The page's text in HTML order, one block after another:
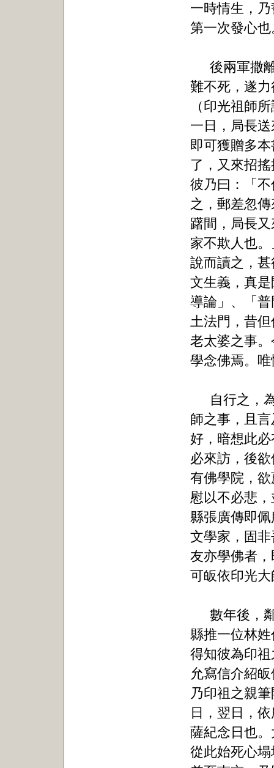
一時情生，
第一次發心也
後兩軍撒
難不死，遂
（印光祖師
一日，局長
即可獲贈多
了，又來招
彼乃曰：「
之，郵差忽
躇間，局長
家不欺人也
說而讀之，
文生義，真
導論」、「
土法門，昔
老太婆之事
學念佛焉。
自行之，
師之事，且
好，暗想此
必來訪，後
有佛學院，
慰以不必悲
縣張廣傳即
文學家，固
友亦學佛者
可皈依印光
數年後，
縣推一位林
得知彼為印
允寫信介紹
乃印祖之親
日，翌日，
薩紀念日也
從此始死心